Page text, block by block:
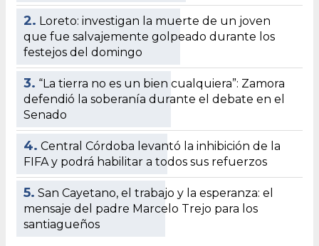
2. Loreto: investigan la muerte de un joven
que fue salvajemente golpeado durante los
festejos del domingo
3. “La tierra no es un bien cualquiera”: Zamora
defendió la soberanía durante el debate en el
Senado
4. Central Córdoba levantó la inhibición de la
FIFA y podrá habilitar a todos sus refuerzos
5. San Cayetano, el trabajo y la esperanza: el
mensaje del padre Marcelo Trejo para los
santiagueños